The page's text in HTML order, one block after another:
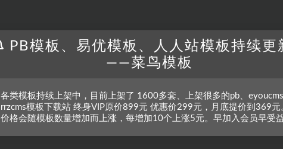
PB模板、易优模板、人人站模板持续更
——菜鸟模板
各类模板持续上架中，目前上架了 1600多套、上架很多的pb、eyoucms
rrzcms模板下载站 终身VIP原价899元 优惠价299元，月底提价到369元
价格会随模板数量增加而上涨，每增加10个上涨5元。早加入会员早受益